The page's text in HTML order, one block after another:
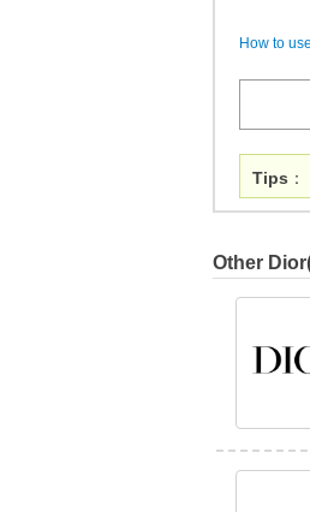
How to
Tips ：
Other